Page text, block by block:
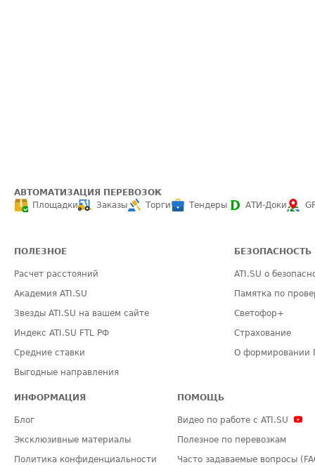
АВТОМАТИЗАЦИЯ ПЕРЕВОЗОК
Площадки
Заказы Торги Тендеры АТИ-Доки
ПОЛЕЗНОЕ
Расчет расстояний
Академия ATI.SU
Звезды ATI.SU на вашем сайте
Индекс ATI.SU FTL РФ
Средние ставки
Выгодные направления
БЕЗОПАСНОСТЬ
ATI.SU о
Памятка по
Светофор+
Страхование
О формировании
ИНФОРМАЦИЯ
Блог
Эксклюзивные материалы
Политика конфиденциальности
ПОМОЩЬ
Видео по работе с ATI.SU
Полезное по перевозкам
Часто задаваемые вопросы